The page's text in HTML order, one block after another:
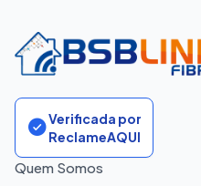
Verificada por
ReclameAQUI
Quem Somos